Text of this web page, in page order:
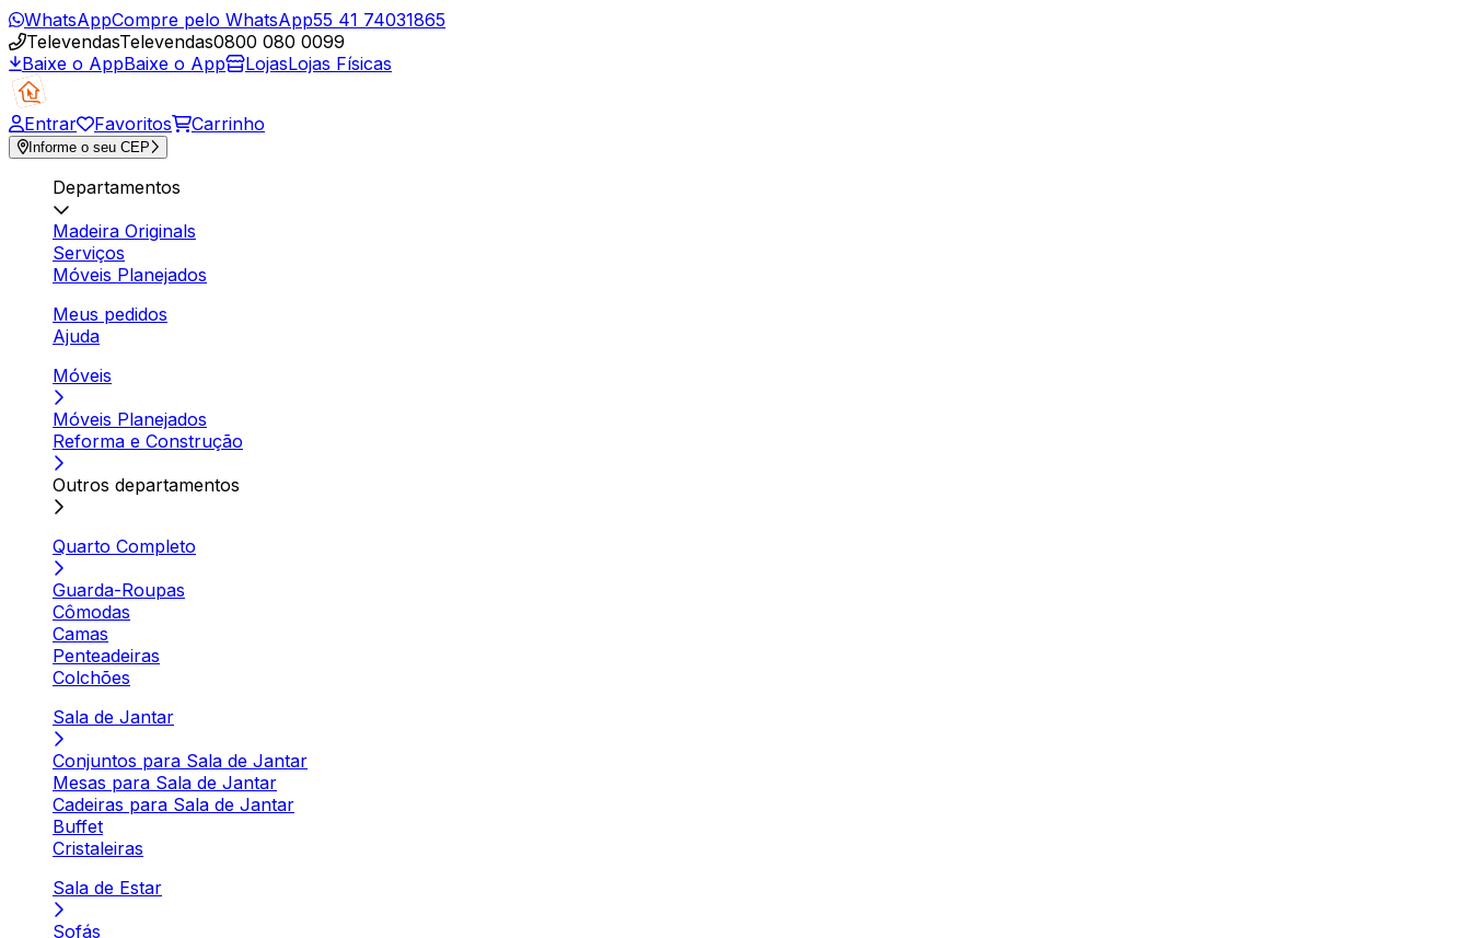
WhatsAppCompre pelo WhatsApp55 41 74031865
TelevendasTelevendas0800 080 0099
Baixe o AppBaixe o App LojasLojas Físicas
Entrar Favoritos Carrinho
Informe o seu CEP
Departamentos
Madeira Originals
Serviços
Móveis Planejados
Meus pedidos
Ajuda
Móveis
Móveis Planejados
Reforma e Construção
Outros departamentos
Quarto Completo
Guarda-Roupas
Cômodas
Camas
Penteadeiras
Colchões
Sala de Jantar
Conjuntos para Sala de Jantar
Mesas para Sala de Jantar
Cadeiras para Sala de Jantar
Buffet
Cristaleiras
Sala de Estar
Sofás